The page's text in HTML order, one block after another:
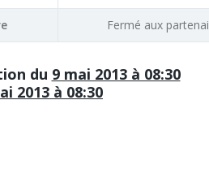
Fermé aux
du 9 mai 2013 à 08:30
2013 à 08:30